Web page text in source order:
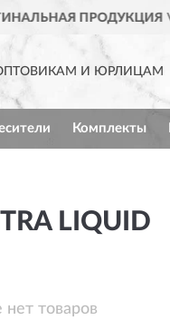
И ЮРЛИЦАМ
Комплекты
LIQUID
товаров